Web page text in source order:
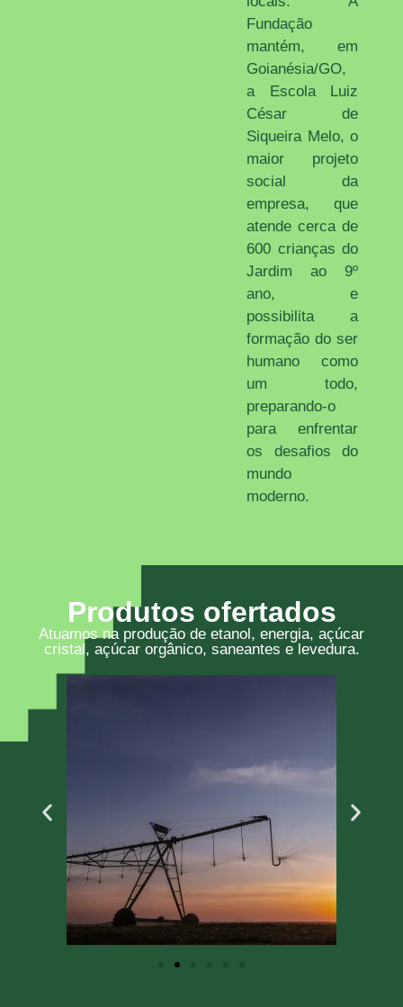
Fundação
mantém, em
Goianésia/GO,
a Escola Luiz
César de
Siqueira Melo, o
maior projeto
social da
empresa, que
atende cerca de
600 crianças do
Jardim ao 9º
ano, e
possibilita a
formação do ser
humano como
um todo,
preparando-o
para enfrentar
os desafios do
mundo
moderno.
Produtos ofertados
Atuamos na produção de etanol, energia, açúcar
cristal, açúcar orgânico, saneantes e levedura.